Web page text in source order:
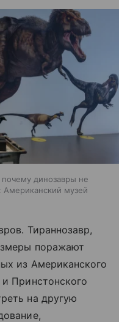
динозавры не
Американский музей
Тираннозавр,
поражают
из Американского
Принстонского
на другую